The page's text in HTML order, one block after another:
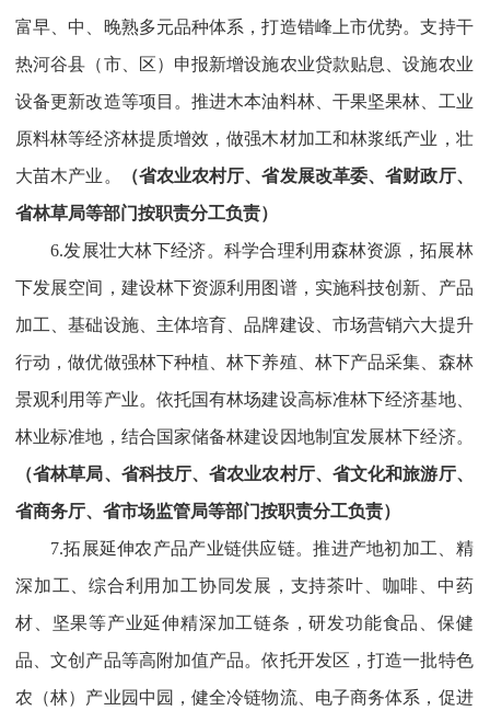
富早、中、晚熟多元品种体系，打造错峰上市优势。支持干
热河谷县（市、区）申报新增设施农业贷款贴息、设施农业
设备更新改造等项目。推进木本油料林、干果坚果林、工业
原料林等经济林提质增效，做强木材加工和林浆纸产业，壮
大苗木产业。
（省农业农村厅、省发展改革委、省财政厅、
省林草局等部门按职责分工负责）
6.发展壮大林下经济。科学合理利用森林资源，拓展林
下发展空间，建设林下资源利用图谱，实施科技创新、产品
加工、基础设施、主体培育、品牌建设、市场营销六大提升
行动，做优做强林下种植、林下养殖、林下产品采集、森林
景观利用等产业。依托国有林场建设高标准林下经济基地、
林业标准地，结合国家储备林建设因地制宜发展林下经济。
（省林草局、省科技厅、省农业农村厅、省文化和旅游厅、
省商务厅、省市场监管局等部门按职责分工负责）
7.拓展延伸农产品产业链供应链。推进产地初加工、精
深加工、综合利用加工协同发展，支持茶叶、咖啡、中药
材、坚果等产业延伸精深加工链条，研发功能食品、保健
品、文创产品等高附加值产品。依托开发区，打造一批特色
农（林）产业园中园，健全冷链物流、电子商务体系，促进